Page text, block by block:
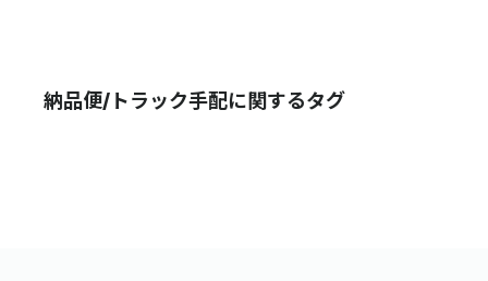
納品便/トラック手配に関するタグ